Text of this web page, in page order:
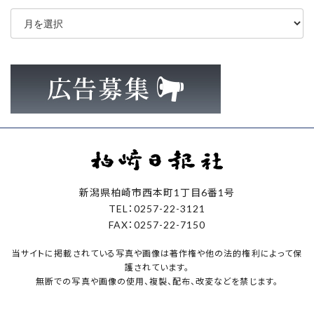
ア
カ
ブ
新潟県柏崎市西本町1丁目6番1号
TEL：0257-22-3121
FAX：0257-22-7150
当サイトに掲載されている写真や画像は著作権や他の法的権利によって保
護されています。
無断での写真や画像の使用、複製、配布、改変などを禁じます。